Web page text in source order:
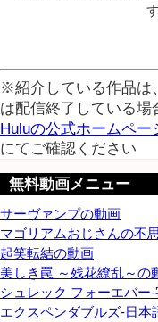
※紹介している作品は
は配信終了している
Huluの公式ホームペー
にてご確認ください
無料動画メニュー
サーヴァンプの動画
マゴリアムおじさんの不
起笑転結の動画
美しき罠 ～残花繚乱～の
シュレック フォーエバー
エクスペンダブルズ-日本